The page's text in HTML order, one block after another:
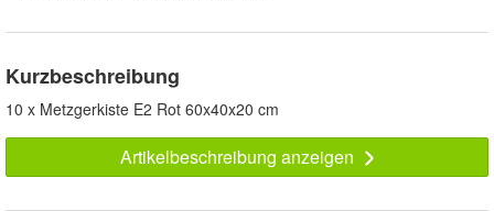
Kurzbeschreibung
10 x Metzgerkiste E2 Rot 60x40x20 cm
Artikelbeschreibung anzeigen